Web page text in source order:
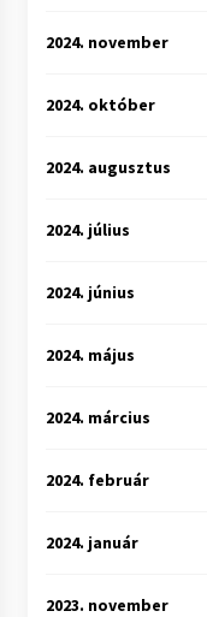
2024. november
2024. október
2024. augusztus
2024. július
2024. június
2024. május
2024. március
2024. február
2024. január
2023. november